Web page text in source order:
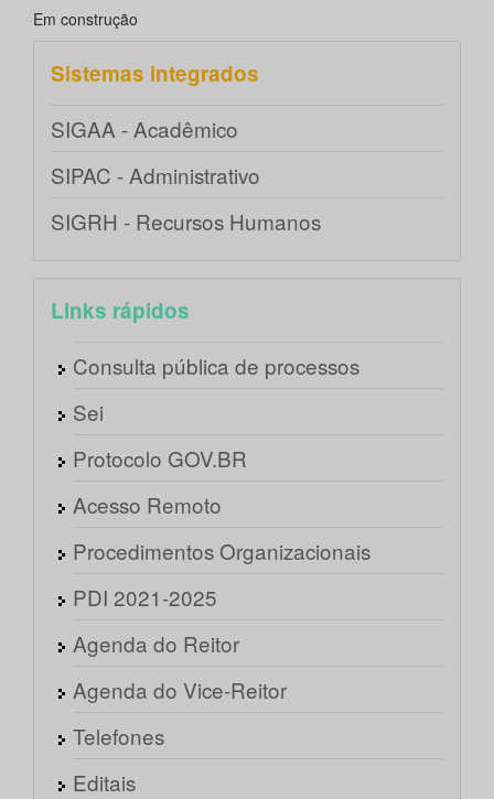
Em construção
Sistemas integrados
SIGAA - Acadêmico
SIPAC - Administrativo
SIGRH - Recursos Humanos
Links rápidos
Consulta pública de processos
Sei
Protocolo GOV.BR
Acesso Remoto
Procedimentos Organizacionais
PDI 2021-2025
Agenda do Reitor
Agenda do Vice-Reitor
Telefones
Editais